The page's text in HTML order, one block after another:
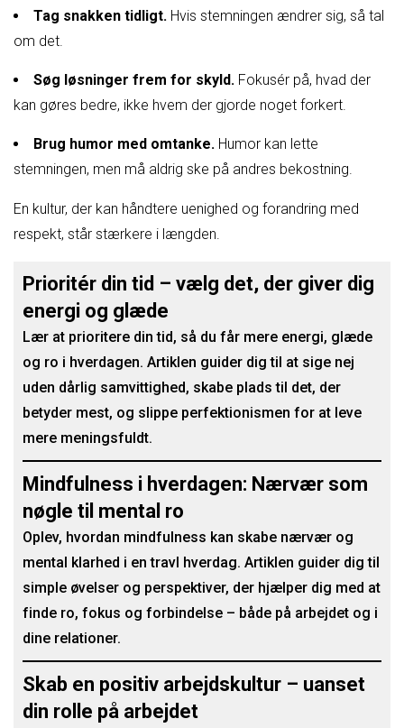
Tag snakken tidligt. Hvis stemningen ændrer sig, så tal
om det.
Søg løsninger frem for skyld. Fokusér på, hvad der
kan gøres bedre, ikke hvem der gjorde noget forkert.
Brug humor med omtanke. Humor kan lette
stemningen, men må aldrig ske på andres bekostning.
En kultur, der kan håndtere uenighed og forandring med
respekt, står stærkere i længden.
Prioritér din tid – vælg det, der giver dig
energi og glæde
Lær at prioritere din tid, så du får mere energi, glæde
og ro i hverdagen. Artiklen guider dig til at sige nej
uden dårlig samvittighed, skabe plads til det, der
betyder mest, og slippe perfektionismen for at leve
mere meningsfuldt.
Mindfulness i hverdagen: Nærvær som
nøgle til mental ro
Oplev, hvordan mindfulness kan skabe nærvær og
mental klarhed i en travl hverdag. Artiklen guider dig til
simple øvelser og perspektiver, der hjælper dig med at
finde ro, fokus og forbindelse – både på arbejdet og i
dine relationer.
Skab en positiv arbejdskultur – uanset
din rolle på arbejdet